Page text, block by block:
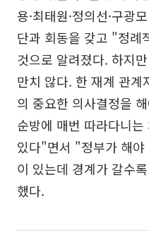
용·최태원·정의선·구광
단과 회동을 갖고 "정례
것으로 알려졌다. 하지
만치 않다. 한 재계 관계
의 중요한 의사결정을
순방에 매번 따라다니
있다"면서 "정부가 해야
이 있는데 경계가 갈수
했다.